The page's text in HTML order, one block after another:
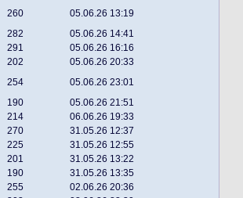
260 05.06.26 13:19
282 05.06.26 14:41
291 05.06.26 16:16
202 05.06.26 20:33
254 05.06.26 23:01
190 05.06.26 21:51
214 06.06.26 19:33
270 31.05.26 12:37
225 31.05.26 12:55
201 31.05.26 13:22
190 31.05.26 13:35
255 02.06.26 20:36